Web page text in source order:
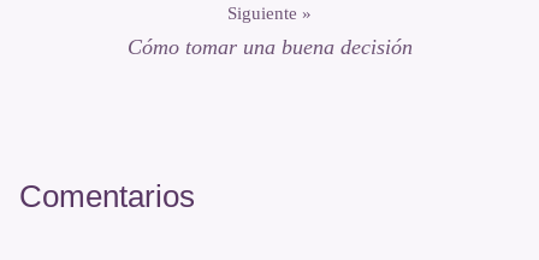
Siguiente »
Cómo tomar una buena decisión
losComentarios